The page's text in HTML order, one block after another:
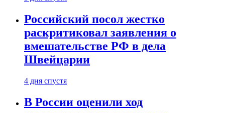
Российский посол жестко
раскритиковал заявления о
вмешательстве РФ в дела
Швейцарии
4 дня спустя
В России оценили ход